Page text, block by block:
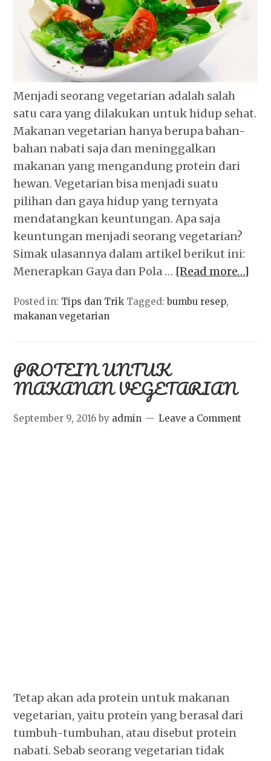
Menjadi seorang vegetarian adalah salah
satu cara yang dilakukan untuk hidup sehat.
Makanan vegetarian hanya berupa bahan-
bahan nabati saja dan meninggalkan
makanan yang mengandung protein dari
hewan. Vegetarian bisa menjadi suatu
pilihan dan gaya hidup yang ternyata
mendatangkan keuntungan. Apa saja
keuntungan menjadi seorang vegetarian?
Simak ulasannya dalam artikel berikut ini:
Menerapkan Gaya dan Pola … [Read more…]
Posted in: Tips dan Trik Tagged:bumbu resep,
makanan vegetarian
PROTEIN UNTUK
MAKANAN VEGETARIAN
September 9, 2016 by admin Leave a Comment
Tetap akan ada protein untuk makanan
vegetarian, yaitu protein yang berasal dari
tumbuh-tumbuhan, atau disebut protein
nabati. Sebab seorang vegetarian tidak